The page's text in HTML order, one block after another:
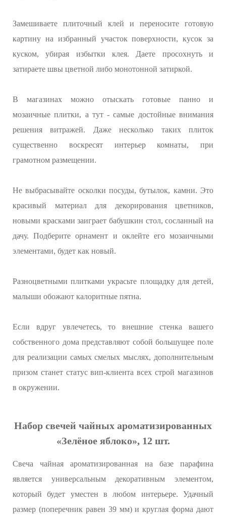
Замешиваете плиточный клей и переносите готовую
картину на избранный участок поверхности, кусок за
куском, убирая избытки клея. Даете просохнуть и
затираете швы цветной либо монотонной затиркой.
В магазинах можно отыскать готовые панно и
мозаичные плитки, а тут - самые достойные внимания
решения витражей. Даже несколько таких плиток
существенно воскресят интерьер комнаты, при
грамотном размещении.
Не выбрасывайте осколки посуды, бутылок, камни. Это
красивый материал для декорирования цветников,
новыми красками заиграет бабушкин стол, сосланный на
дачу. Подберите орнамент и оклейте его мозаичными
элементами, будет как новый.
Разноцветными плитками украсьте площадку для детей,
малыши обожают калоритные пятна.
Если вдруг увлечетесь, то внешние стенка вашего
собственного дома представляют собой большущее поле
для реализации самых смелых мыслях, дополнительным
призом станет статус вип-клиента всех строй магазинов
в окружении.
Набор свечей чайных ароматизированных
«Зелёное яблоко», 12 шт.
Свеча чайная ароматизированная на базе парафина
является универсальным декоративным элементом,
который будет уместен в любом интерьере. Удачный
размер (поперечник равен 39 мм) и круглая форма дают